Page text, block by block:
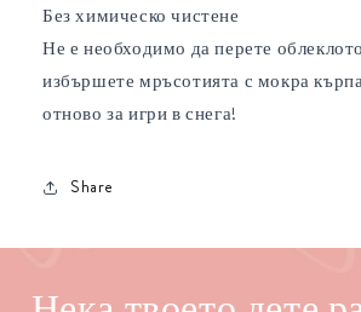
Без химическо чистене
Не е необходимо да перете
избършете мръсотията с мокра
отново за игри в снега!
Share